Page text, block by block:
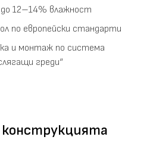
12–14% влажност
по европейски стандарти
и монтаж по система
греди“